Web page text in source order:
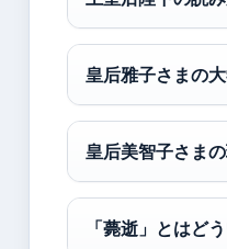
皇后雅子さまの
皇后美智子さま
「薨逝」とはど